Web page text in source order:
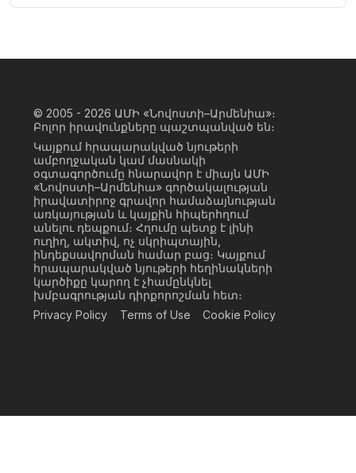
© 2005 - 2026 ԱՄԻ «Նովոստի–Արմենիա»։
Բոլոր իրավունքները պաշտպանված են։
Կայքում հրապարակված նյութերի
ամբողջական կամ մասնակի
օգտագործումը հնարավոր է միայն ԱՄԻ
«Նովոստի–Արմենիա» գործակալության
իրավատիրոջ գրավոր համաձայնության
առկայության և կայքին հիպերհղում
անելու դեպքում։ Հղումը պետք է լինի
ուղիղ, ակտիվ, ոչ սկրիպտային,
ինդեքսավորման համար բաց։ Կայքում
հրապարակված նյութերի հեղինակների
կարծիքը կարող է չհամընկնել
խմբագրության դիրքորոշման հետ։
Privacy Policy
Terms of Use Cookie Policy